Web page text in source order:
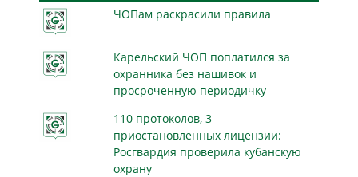
ЧОПам раскрасили правила
Карельский ЧОП поплатился за
охранника без нашивок и
просроченную периодичку
110 протоколов, 3
приостановленных лицензии:
Росгвардия проверила кубанскую
охрану